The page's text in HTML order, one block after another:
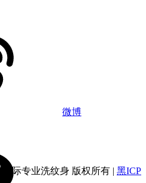
际专业洗纹身 版权所有 | 黑ICP
微博